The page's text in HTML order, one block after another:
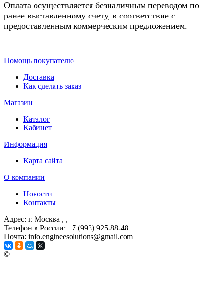
Оплата осуществляется безналичным переводом по
ранее выставленному счету, в соответствие с
предоставленным коммерческим предложением.
Помощь покупателю
Доставка
Как сделать заказ
Магазин
Каталог
Кабинет
Информация
Карта сайта
О компании
Новости
Контакты
Адрес: г. Москва , ,
Телефон в России: +7 (993) 925-88-48
Почта: info.engineesolutions@gmail.com
©